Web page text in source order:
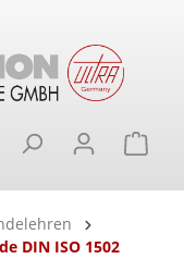
DIN ISO 1502